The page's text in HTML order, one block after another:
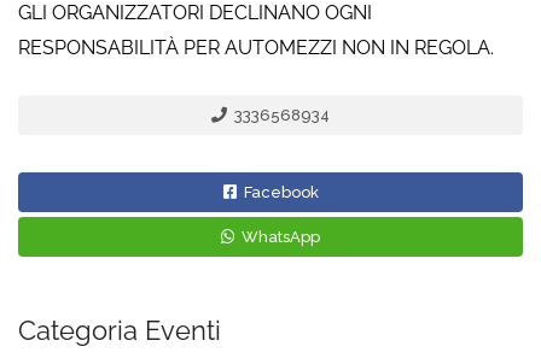
GLI ORGANIZZATORI DECLINANO OGNI
RESPONSABILITÀ PER AUTOMEZZI NON IN REGOLA.
3336568934
Facebook
WhatsApp
Categoria Eventi